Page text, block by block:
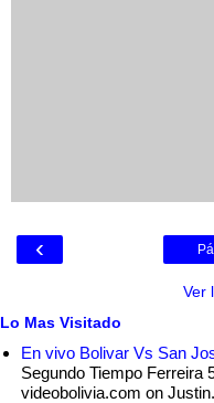
‹
Ver
Lo Mas Visitado
En vivo Bolivar Vs San
Segundo Tiempo Ferreira
videobolivia.com on